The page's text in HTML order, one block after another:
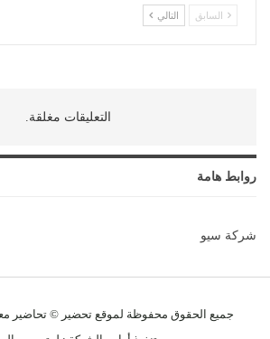
السابق التالي
التعليقات مغلقة.
روابط هامة
شركة سيو
جميع الحقوق محفوظة لموقع تحضير © تحاضير